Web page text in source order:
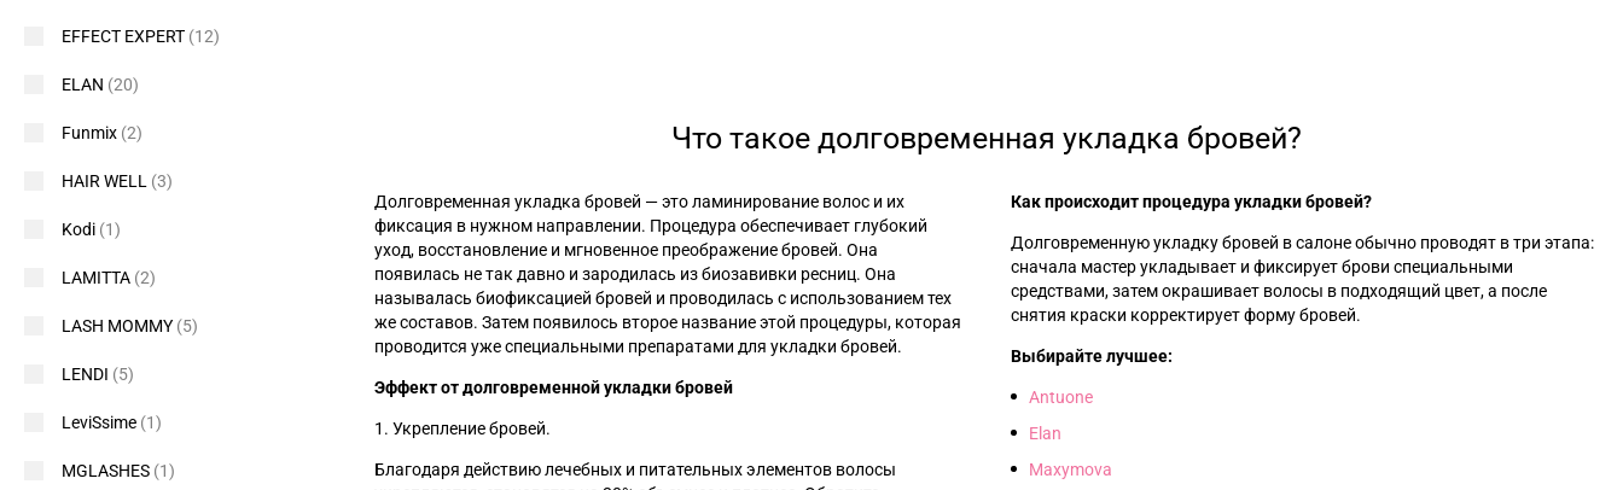
Что такое долговременная укладка бровей?
Долговременная укладка бровей —это ламинирование волос и их
фиксация в нужном направлении. Процедура обеспечивает глубокий
уход, восстановление и мгновенное преображение бровей. Она
появилась не так давно и зародилась из биозавивки ресниц. Она
называлась биофиксацией бровей и проводилась с использованием тех
же составов. Затем появилось второе название этой процедуры, которая
проводится уже специальными препаратами для укладки бровей.
Эффект от долговременнойукладки бровей
1. Укрепление бровей.
Благодаря действию лечебных и питательных элементов волосы
Как происходит процедура укладки бровей?
Долговременную укладку бровей в салоне обычно проводят в три этапа:
сначала мастер укладывает и фиксирует брови специальными
средствами, затем окрашивает волосы в подходящий цвет, а после
снятия краски корректирует форму бровей.
Выбирайте лучшее:
Antuone
Elan
Maxymova
EFFECT EXPERT (12)
ELAN (20)
Funmix (2)
HAIR WELL (3)
Kodi (1)
LAMITTA (2)
LASH MOMMY (5)
LENDI (5)
LeviSsime (1)
MGLASHES (1)